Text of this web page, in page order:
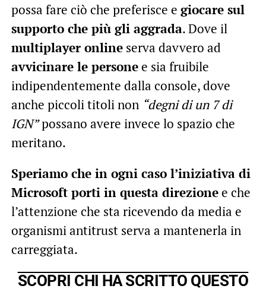
possa fare ciò che preferisce e giocare sul
supporto che più gli aggrada. Dove il
multiplayer onlineserva davvero ad
avvicinare le personee sia fruibile
indipendentemente dalla console, dove
anche piccoli titoli non “degni di un 7 di
IGN”possano avere invece lo spazio che
meritano.
Speriamo che in ogni caso l’iniziativa di
Microsoft porti in questa direzionee che
l’attenzione che sta ricevendo da media e
organismi antitrust serva a mantenerla in
carreggiata.
SCOPRI CHI HA SCRITTO QUESTO